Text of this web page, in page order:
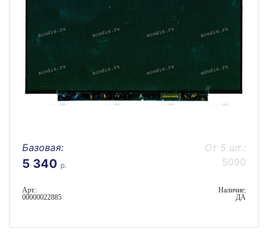
Базовая:
5 340 р.
От 5 шт.:
5090
Арт.:
00000022885
Наличие:
ДА